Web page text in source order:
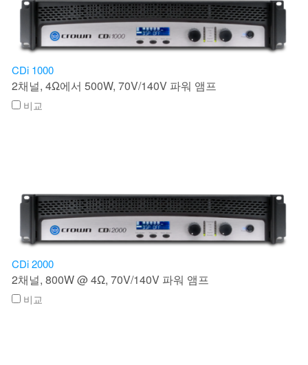
CDi 1000
2채널, 4Ω에서 500W, 70V/140V 파워 앰프
비교
CDi 2000
2채널, 800W @ 4Ω, 70V/140V 파워 앰프
비교